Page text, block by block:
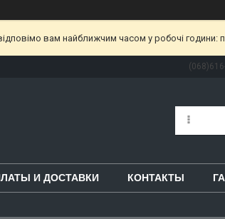
вам найближчим часом у робочі години:
И ДОСТАВКИ КОНТАКТЫ